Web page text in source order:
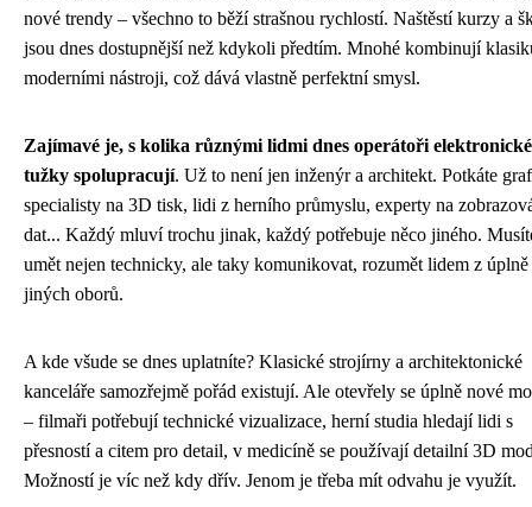
nové trendy – všechno to běží strašnou rychlostí. Naštěstí kurzy a
jsou dnes dostupnější než kdykoli předtím. Mnohé kombinují
moderními nástroji, což dává vlastně perfektní smysl.
Zajímavé je, s kolika různými lidmi dnes operátoři elektronické
tužky spolupracují. Už to není jen inženýr a architekt. Potkáte
specialisty na 3D tisk, lidi z herního průmyslu, experty na
dat... Každý mluví trochu jinak, každý potřebuje něco jiného.
umět nejen technicky, ale taky komunikovat, rozumět lidem z úplně
jiných oborů.
A kde všude se dnes uplatníte? Klasické strojírny a architektonické
kanceláře samozřejmě pořád existují. Ale otevřely se úplně nové
– filmaři potřebují technické vizualizace, herní studia hledají lidi s
přesností a citem pro detail, v medicíně se používají detailní 3D
Možností je víc než kdy dřív. Jenom je třeba mít odvahu je využít.